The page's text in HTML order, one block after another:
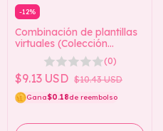
-12%
Combinación de plantillas
virtuales (Colección
Notebook 2)
(0)
$9.13 USD $10.43 USD
Gana$0.18de reembolso